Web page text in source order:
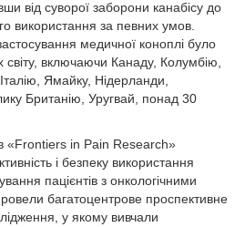
від суворої заборони канабісу до
використання за певних умов.
медичної коноплі було
світу, включаючи Канаду, Колумбію,
Ямайку, Нідерланди,
Британію, Уругвай, понад 30
«Frontiers in Pain Research»
і безпеку використання
пацієнтів з онкологічними
багатоцентрове проспективне
у якому вивчали